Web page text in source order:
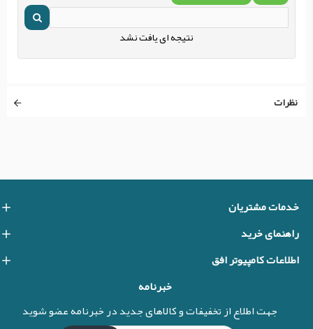
نتیجه ای یافت نشد
نظرات
خدمات مشتریان
راهنمای خرید
اطلاعات کامپیوتر افق
خبرنامه
جهت اطلاع از تخفیفات و کالاهای جدید در خبرنامه عضو شوید